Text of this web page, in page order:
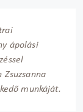
ápolási
Zsuzsanna
munkáját.